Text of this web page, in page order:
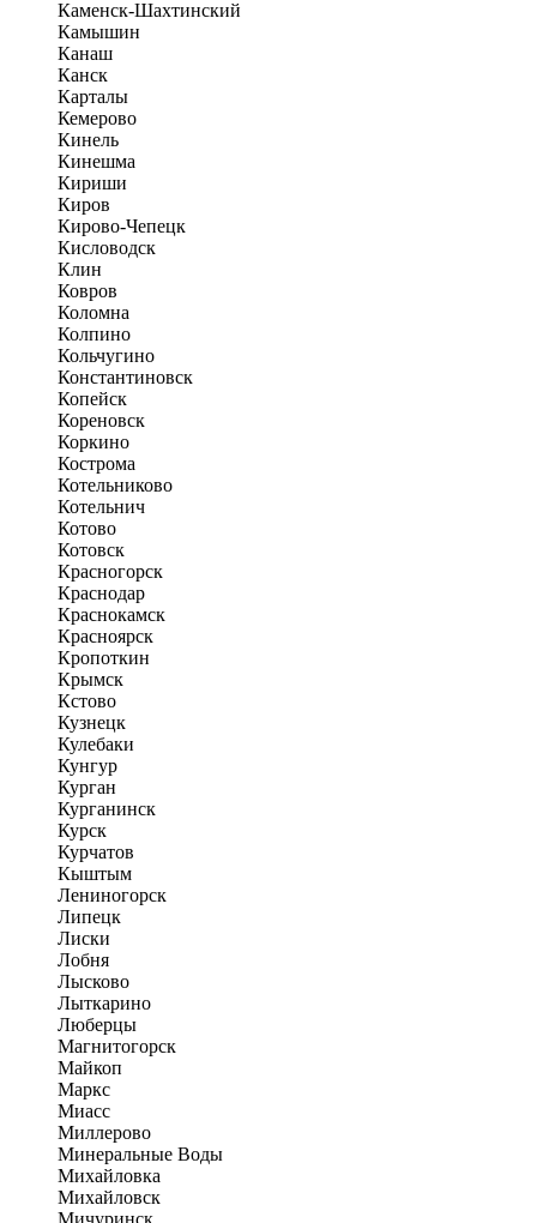
Каменск-Шахтинский
Камышин
Канаш
Канск
Карталы
Кемерово
Кинель
Кинешма
Кириши
Киров
Кирово-Чепецк
Кисловодск
Клин
Ковров
Коломна
Колпино
Кольчугино
Константиновск
Копейск
Кореновск
Коркино
Кострома
Котельниково
Котельнич
Котово
Котовск
Красногорск
Краснодар
Краснокамск
Красноярск
Кропоткин
Крымск
Кстово
Кузнецк
Кулебаки
Кунгур
Курган
Курганинск
Курск
Курчатов
Кыштым
Лениногорск
Липецк
Лиски
Лобня
Лысково
Лыткарино
Люберцы
Магнитогорск
Майкоп
Маркс
Миасс
Миллерово
Минеральные Воды
Михайловка
Михайловск
Мичуринск